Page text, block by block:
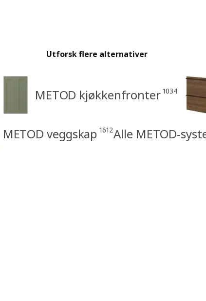
Utforsk flere alternativer
METOD kjøkkenfronter 1034
METOD veggskap 1612Alle METOD-